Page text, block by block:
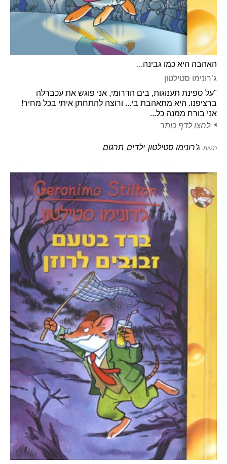
האהבה היא כמו גבינה...
ג’רונימו סטילטון
"על ספינת תענוגות, בים הדרומי, אני פוגש את עכברלה
ברציפנו. היא מתאהבת בי... ורוצה להתחתן איתי בכל מחיר!
אני בורח ממנה כל...
לחצו לדף כותר
תגיות: ג'רונימו סטילטון ילדים תרגום